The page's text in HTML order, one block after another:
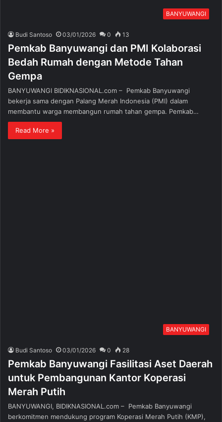
BANYUWANGI
Budi Santoso 03/01/2026 0 13
Pemkab Banyuwangi dan PMI Kolaborasi
Bedah Rumah dengan Metode Tahan
Gempa
BANYUWANGI BIDIKNASIONAL.com – Pemkab Banyuwangi
bekerja sama dengan Palang Merah Indonesia (PMI) dalam
membantu warga membangun rumah tahan gempa. Pemkab…
Read More »
BANYUWANGI
Budi Santoso 03/01/2026 0 28
Pemkab Banyuwangi Fasilitasi Aset Daerah
untuk Pembangunan Kantor Koperasi
Merah Putih
BANYUWANGI, BIDIKNASIONAL.com – Pemkab Banyuwangi
berkomitmen mendukung program Koperasi Merah Putih (KMP),